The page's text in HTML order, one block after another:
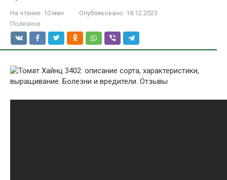
На чтение: 10 мин Опубликовано: 18.12.2023
Полезное